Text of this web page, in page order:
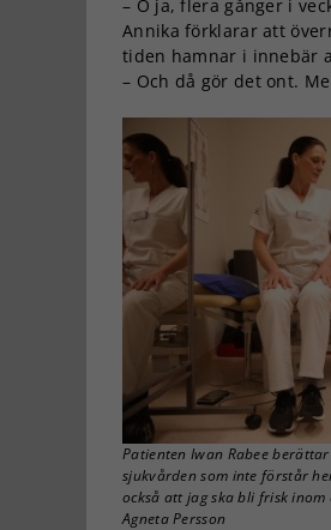
– O ja, flera gånger i
Annika förklarar att
tiden hamnar i innebär
– Och då gör det ont.
Patienten Iwan Rabee
sjukvården som inte förstår
också att jag ska bli frisk inom
Agneta Persson